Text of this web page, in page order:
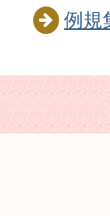
例規